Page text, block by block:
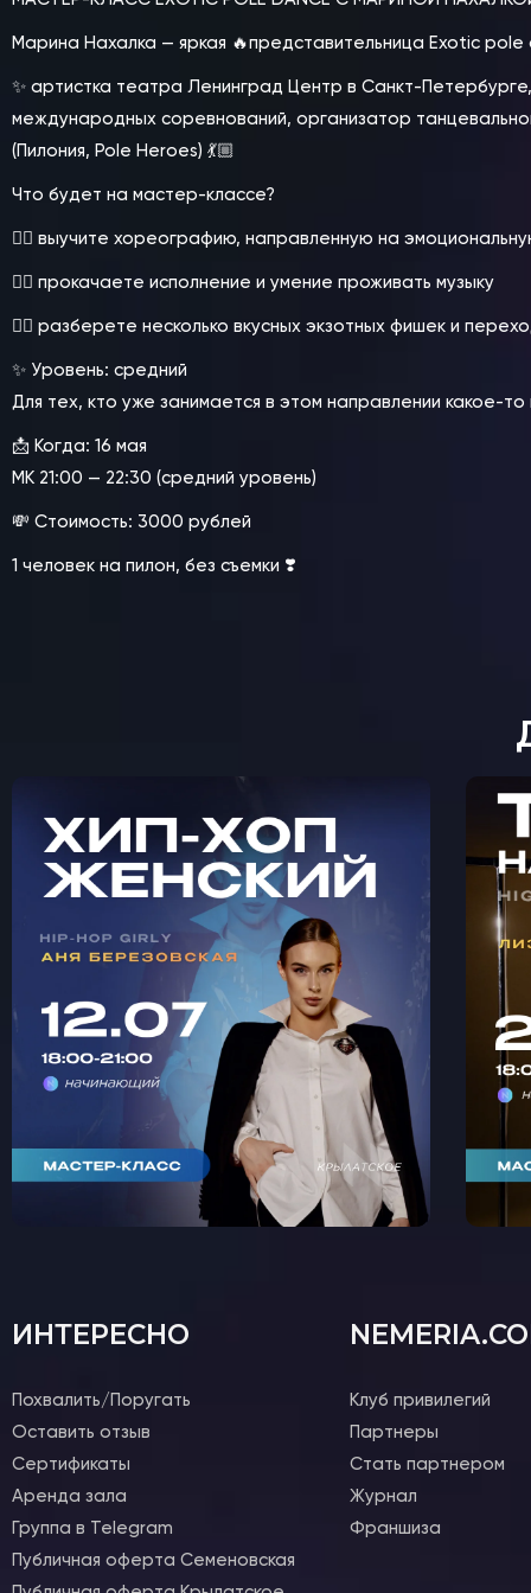
Марина Нахалка — яркая 🔥представительница Exotic pole
✨ артистка театра Ленинград Центр в Санкт-
международных соревнований, организатор
(Пилония, Pole Heroes) 💃🏼
Что будет на мастер-классе?
❤️‍🔥 выучите хореографию, направленную на
❤️‍🔥 прокачаете исполнение и умение проживать музыку
❤️‍🔥 разберете несколько вкусных экзотных фишек и
✨ Уровень: средний
Для тех, кто уже занимается в этом направлении какое-
📩 Когда: 16 мая
МК 21:00 — 22:30 (средний уровень)
💸 Стоимость: 3000 рублей
1 человек на пилон, без съемки ❣️
МАСТЕР-КЛАСС ЖЕНСКИЙ
ХИП-ХОП С АНЕЙ
БЕРЕЗОВСКОЙ В
КРЫЛАТСКОМ 🩵
ИНТЕРЕСНО
Похвалить/Поругать
Оставить отзыв
Сертификаты
Аренда зала
Группа в Telegram
Публичная оферта Семеновская
Клуб привилегий
Партнеры
Стать партнером
Журнал
Франшиза